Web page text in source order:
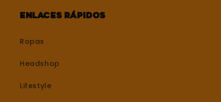
Enlaces rápidos
Ropas
Headshop
Lifestyle